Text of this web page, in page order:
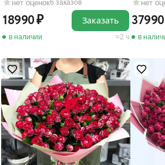
нет оценок6 заказов
18990
в наличии 2 ч
Заказать
нет
в